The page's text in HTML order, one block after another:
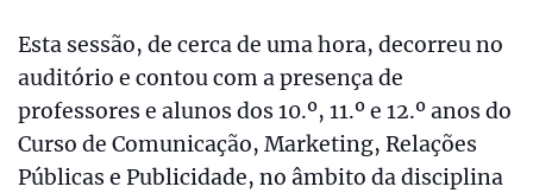
Esta sessão, de cerca de uma hora, decorreu no
auditório e contou com a presença de
professores e alunos dos 10.º, 11.º e 12.º anos do
Curso de Comunicação, Marketing, Relações
Públicas e Publicidade, no âmbito da disciplina